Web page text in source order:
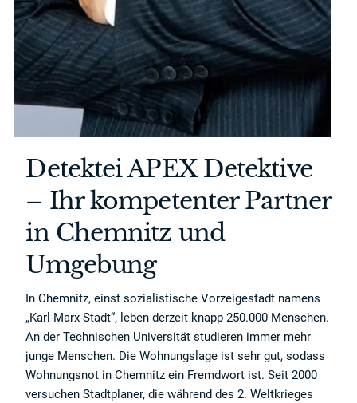
Detektei APEX Detektive
– Ihr kompetenter Partner
in Chemnitz und
Umgebung
In Chemnitz, einst sozialistische Vorzeigestadt namens
„Karl-Marx-Stadt“, leben derzeit knapp 250.000 Menschen.
An der Technischen Universität studieren immer mehr
junge Menschen. Die Wohnungslage ist sehr gut, sodass
Wohnungsnot in Chemnitz ein Fremdwort ist. Seit 2000
versuchen Stadtplaner, die während des 2. Weltkrieges